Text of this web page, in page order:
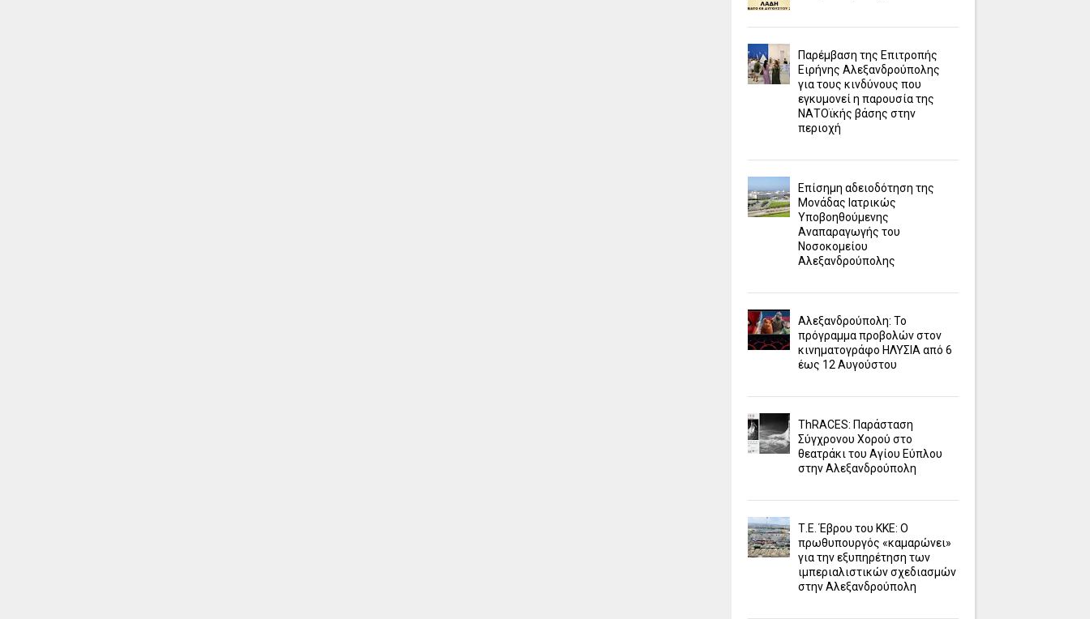
Παρέμβαση της Επιτροπής
Ειρήνης Αλεξανδρούπολης
για τους κινδύνους που
εγκυμονεί η παρουσία της
ΝΑΤΟϊκής βάσης στην
περιοχή
Επίσημη αδειοδότηση της
Μονάδας Ιατρικώς
Υποβοηθούμενης
Αναπαραγωγής του
Νοσοκομείου
Αλεξανδρούπολης
Αλεξανδρούπολη: Το
πρόγραμμα προβολών στον
κινηματογράφο ΗΛΥΣΙΑ από 6
έως 12 Αυγούστου
ΤhRACES: Παράσταση
Σύγχρονου Χορού στο
θεατράκι του Αγίου Εύπλου
στην Αλεξανδρούπολη
Τ.Ε. Έβρου του ΚΚΕ: Ο
πρωθυπουργός «καμαρώνει»
για την εξυπηρέτηση των
ιμπεριαλιστικών σχεδιασμών
στην Αλεξανδρούπολη